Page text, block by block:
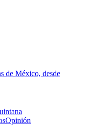
de México, desde
Opinión